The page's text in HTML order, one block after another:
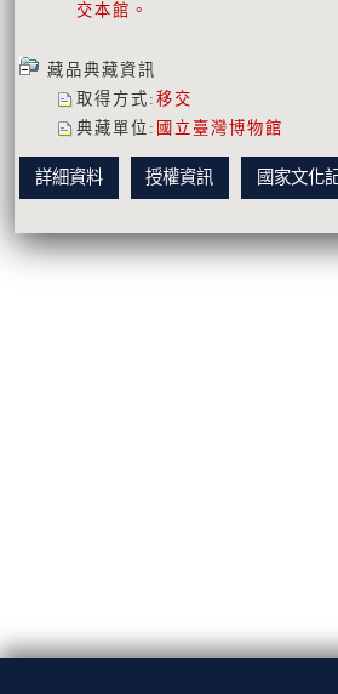
交本館。
藏品典藏資訊
取得方式 : 移交
典藏單位 : 國立臺灣博物館
詳細資料 授權資訊 國家文化